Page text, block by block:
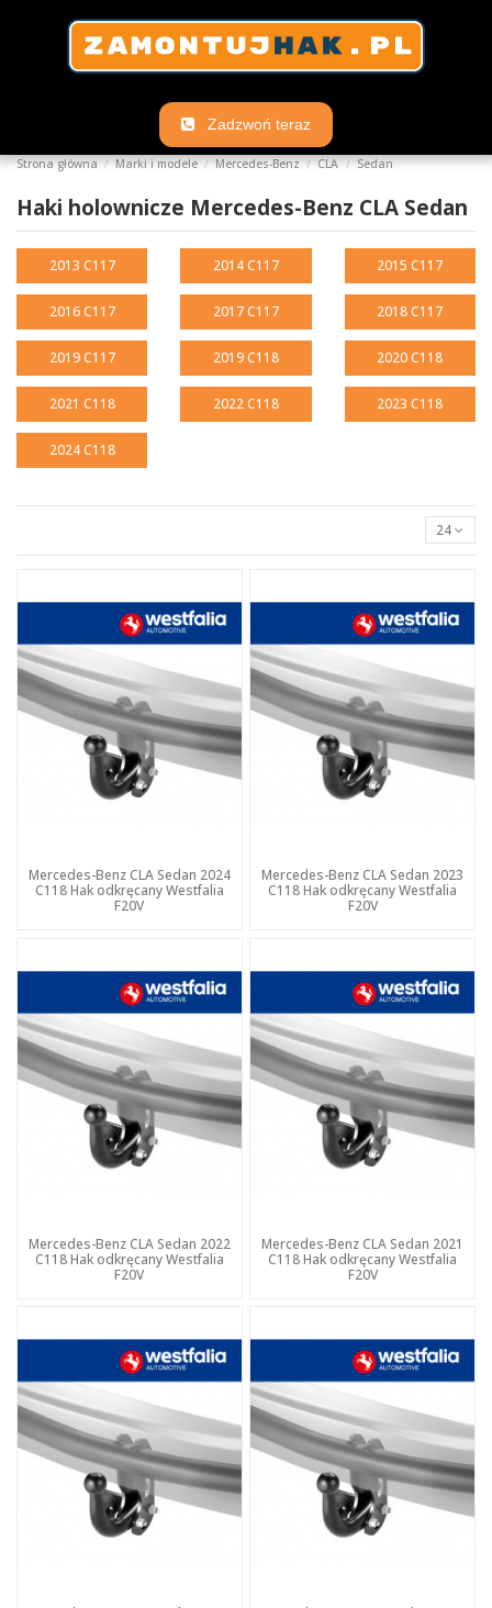
Zadzwoń teraz
Strona główna Marki i modele Mercedes-Benz CLA Sedan
Haki holownicze Mercedes-Benz CLA Sedan
2013 C117 2014 C117 2015 C117
2016 C117 2017 C117 2018 C117
2019 C117 2019 C118 2020 C118
2021 C118 2022 C118 2023 C118
2024 C118
24
Mercedes-Benz CLA Sedan 2024
C118 Hak odkręcany Westfalia
F20V
Mercedes-Benz CLA Sedan 2023
C118 Hak odkręcany Westfalia
F20V
Mercedes-Benz CLA Sedan 2022
C118 Hak odkręcany Westfalia
F20V
Mercedes-Benz CLA Sedan 2021
C118 Hak odkręcany Westfalia
F20V